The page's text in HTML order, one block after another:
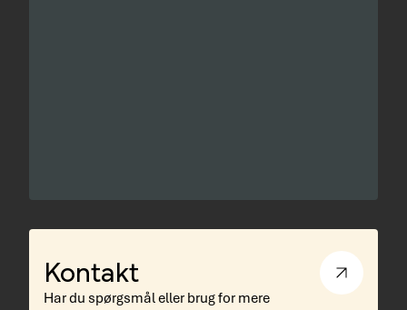
Kontakt
Har du spørgsmål eller brug for mere